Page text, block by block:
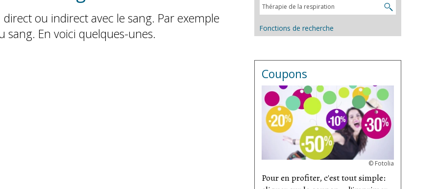
ou indirect avec le sang. Par exemple
sang. En voici quelques-unes.
Fonctions de recherche
Coupons
© Fotolia
Pour en profiter, c'est tout simple: